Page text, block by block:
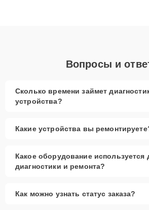
Вопросы и
Сколько времени займет
устройства?
Какие устройства вы
Какое оборудование используется
диагностики и ремонта?
Как можно узнать статус заказа?